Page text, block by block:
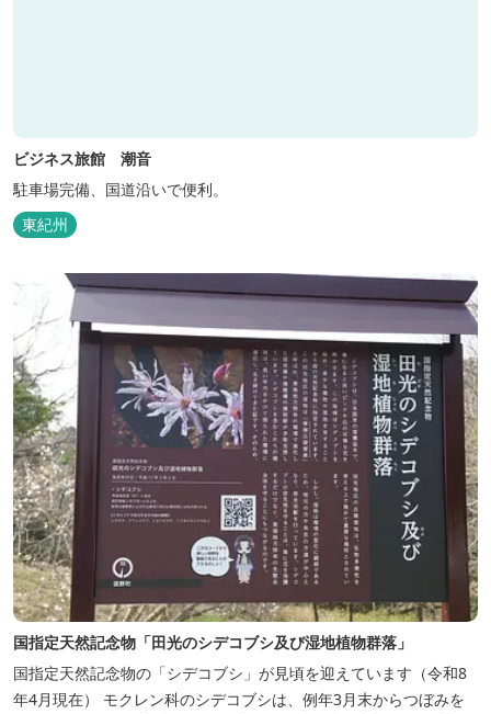
ビジネス旅館 潮音
駐車場完備、国道沿いで便利。
東紀州
国指定天然記念物「田光のシデコブシ及び湿地植物群落」
国指定天然記念物の「シデコブシ」が見頃を迎えています（令和8
年4月現在） モクレン科のシデコブシは、例年3月末からつぼみを